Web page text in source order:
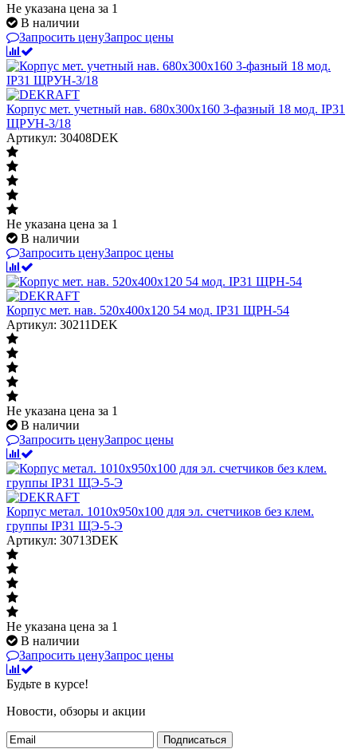
Не указана цена за 1
В наличии
Запросить ценуЗапрос цены
Корпус мет. учетный нав. 680х300х160 3-фазный 18 мод. IP31
ЩРУН-3/18
Артикул: 30408DEK
Не указана цена за 1
В наличии
Запросить ценуЗапрос цены
Корпус мет. нав. 520х400х120 54 мод. IP31 ЩРН-54
Артикул: 30211DEK
Не указана цена за 1
В наличии
Запросить ценуЗапрос цены
Корпус метал. 1010х950х100 для эл. счетчиков без клем.
группы IP31 ЩЭ-5-Э
Артикул: 30713DEK
Не указана цена за 1
В наличии
Запросить ценуЗапрос цены
Будьте в курсе!
Новости, обзоры и акции
Подписаться